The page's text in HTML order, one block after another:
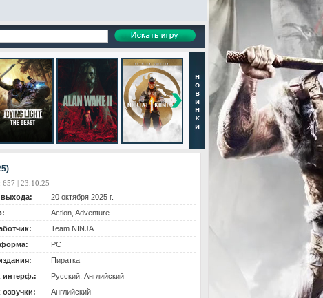
657 | 23.10.25
выхода:
20 октября 2025 г.
Action, Adventure
Team NINJA
PC
Пиратка
интерф.:
Русский, Английский
озвучки:
Английский